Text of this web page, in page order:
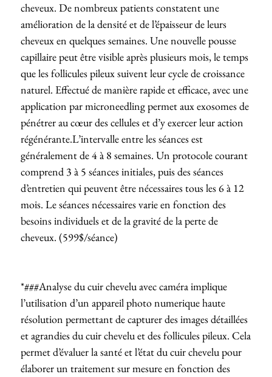
cheveux. De nombreux patients constatent une
amélioration de la densité et de l’épaisseur de leurs
cheveux en quelques semaines. Une nouvelle pousse
capillaire peut être visible après plusieurs mois, le temps
que les follicules pileux suivent leur cycle de croissance
naturel. Effectué de manière rapide et efficace, avec une
application par microneedling permet aux exosomes de
pénétrer au cœur des cellules et d’y exercer leur action
régénérante.L’intervalle entre les séances est
généralement de 4 à 8 semaines. Un protocole courant
comprend 3 à 5 séances initiales, puis des séances
d’entretien qui peuvent être nécessaires tous les 6 à 12
mois. Le séances nécessaires varie en fonction des
besoins individuels et de la gravité de la perte de
cheveux. (599$/séance)
*###Analyse du cuir chevelu avec caméra implique
l’utilisation d’un appareil photo numerique haute
résolution permettant de capturer des images détaillées
et agrandies du cuir chevelu et des follicules pileux. Cela
permet d’évaluer la santé et l’état du cuir chevelu pour
élaborer un traitement sur mesure en fonction des